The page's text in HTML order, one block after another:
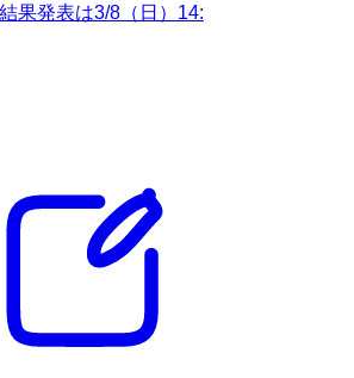
果発表は3/8（日）14: